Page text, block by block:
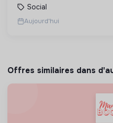
Social
Aujourd'hui
Offres similaires dans